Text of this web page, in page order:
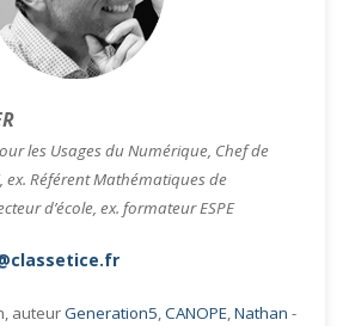
les Usages du Numérique, Chef de
Référent Mathématiques de
d’école, ex. formateur ESPE
auteurGeneration5,CANOPE,Nathan -